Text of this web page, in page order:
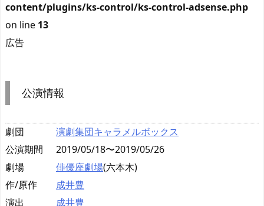
content/plugins/ks-control/ks-control-adsense.php
on line 13
広告
公演情報
劇団
演劇集団キャラメルボックス
公演期間
2019/05/18〜2019/05/26
劇場
俳優座劇場(六本木)
作/原作
成井豊
演出
成井豊